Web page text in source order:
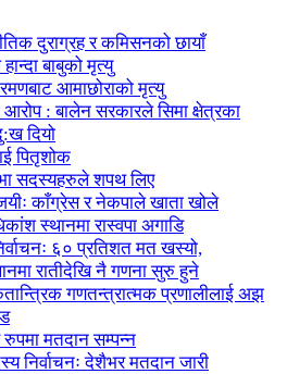
दुराग्रह र कमिसनको छायाँ
बाबुको मृत्यु
आमाछोराको मृत्यु
: बालेन सरकारले सिमा क्षेत्रका
दियो
पितृशोक
सदस्यहरुले शपथ लिए
काँग्रेस र नेकपाले खाता खोले
स्थानमा रास्वपा अगाडि
६० प्रतिशत मत खस्यो,
रातीदेखि नै गणना सुरु हुने
गणतन्त्रात्मक प्रणालीलाई अझ
रुपमा मतदान सम्पन्न
निर्वाचनः देशैभर मतदान जारी